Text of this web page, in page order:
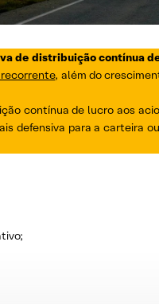
de distribuição contínua
, além do
contínua de lucro aos
defensiva para a carteira